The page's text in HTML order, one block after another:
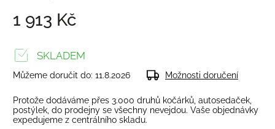
1 913 Kč
SKLADEM
Můžeme doručit do: 11.8.2026 Možnosti doručení
Protože dodáváme přes 3.000 druhů kočárků, autosedaček,
postýlek, do prodejny se všechny nevejdou. Vaše objednávky
expedujeme z centrálního skladu.